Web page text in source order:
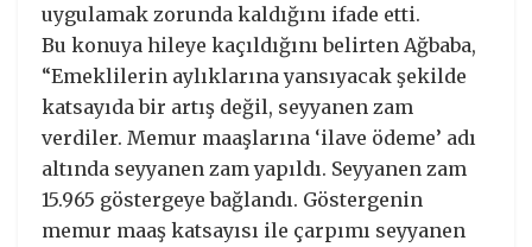
uygulamak zorunda kaldığını ifade etti.
Bu konuya hileye kaçıldığını belirten Ağbaba,
“Emeklilerin aylıklarına yansıyacak şekilde
katsayıda bir artış değil, seyyanen zam
verdiler. Memur maaşlarına ‘ilave ödeme’ adı
altında seyyanen zam yapıldı. Seyyanen zam
15.965 göstergeye bağlandı. Göstergenin
memur maaş katsayısı ile çarpımı seyyanen